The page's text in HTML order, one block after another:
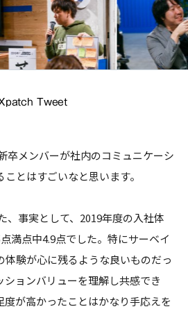
Tweet
卒メンバーが社内のコミュニケーシ
とはすごいなと思います。
、事実として、2019年度の入社体
満点中4.9点でした。特にサーベイ
体験が心に残るような良いものだっ
ションバリューを理解し共感でき
度が高かったことはかなり手応えを